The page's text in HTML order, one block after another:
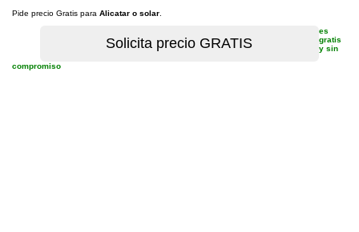
Pide precio Gratis para Alicatar o solar
es
gratis
y sin
compromiso